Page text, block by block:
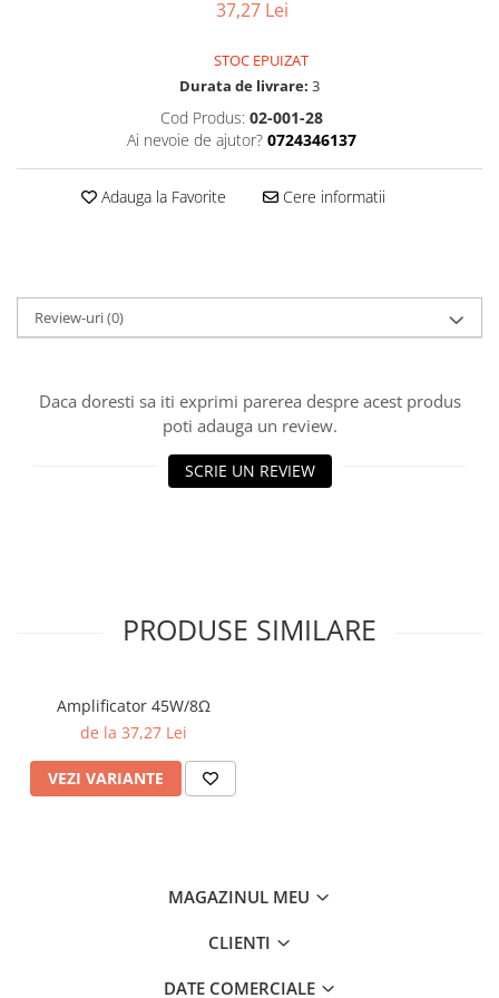
37,27 Lei
STOC EPUIZAT
Durata de livrare: 3
Cod Produs: 02-001-28
Ai nevoie de ajutor? 0724346137
Adauga la Favorite Cere informatii
Review-uri(0)
Daca doresti sa iti exprimi parerea despre acest produs
poti adauga un review.
SCRIE UN REVIEW
PRODUSE SIMILARE
Amplificator 45W/8Ω
de la 37,27 Lei
VEZI VARIANTE
MAGAZINUL MEU
CLIENTI
DATE COMERCIALE